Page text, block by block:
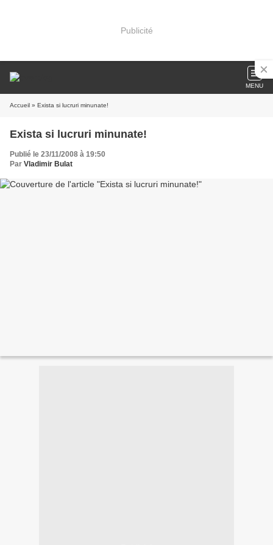
Publicité
MENU
Accueil » Exista si lucruri minunate!
Exista si lucruri minunate!
Publié le 23/11/2008 à 19:50
Par Vladimir Bulat